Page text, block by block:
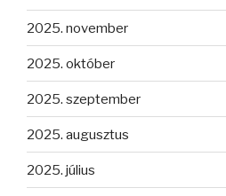
2025. november
2025. október
2025. szeptember
2025. augusztus
2025. július